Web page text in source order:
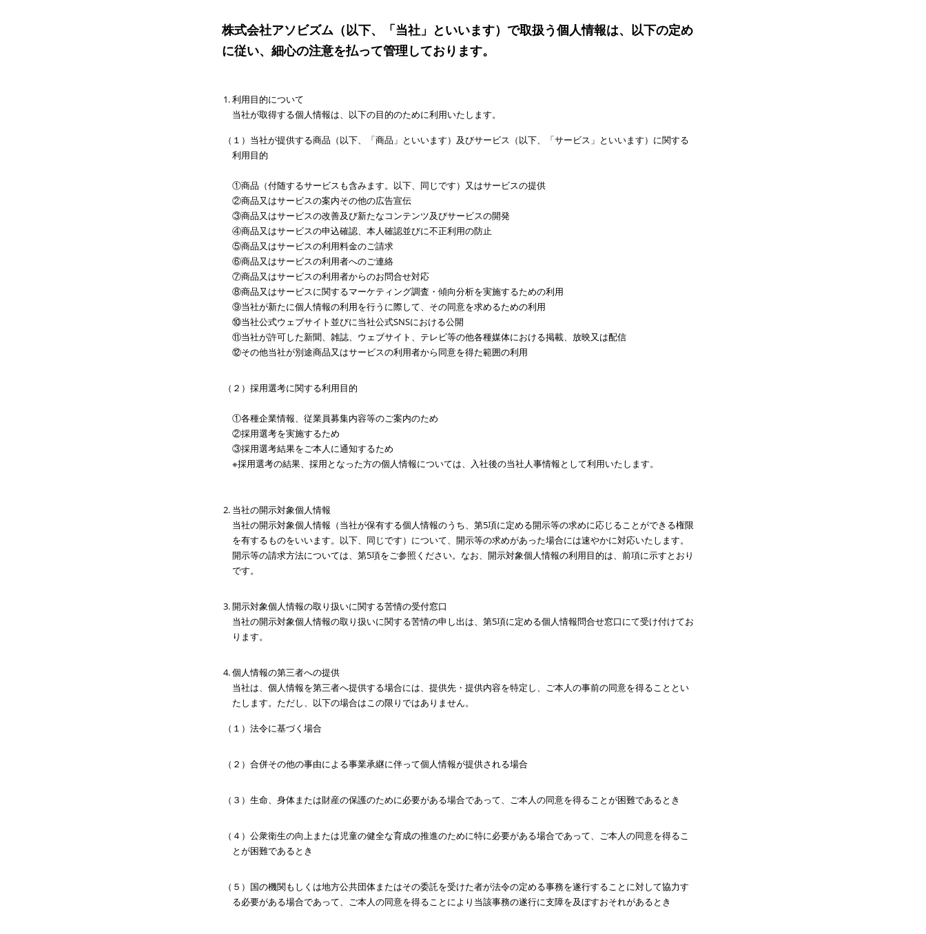
株式会社アソビズム（以下、「当社」といいます）で取扱う個人情報は、以下の定め
に従い、細心の注意を払って管理しております。
利用目的について
当社が取得する個人情報は、以下の目的のために利用いたします。
（１）当社が提供する商品（以下、「商品」といいます）及びサービス（以下、「サービス」といいます）に関する
利用目的
①商品（付随するサービスも含みます。以下、同じです）又はサービスの提供
②商品又はサービスの案内その他の広告宣伝
③商品又はサービスの改善及び新たなコンテンツ及びサービスの開発
④商品又はサービスの申込確認、本人確認並びに不正利用の防止
⑤商品又はサービスの利用料金のご請求
⑥商品又はサービスの利用者へのご連絡
⑦商品又はサービスの利用者からのお問合せ対応
⑧商品又はサービスに関するマーケティング調査・傾向分析を実施するための利用
⑨当社が新たに個人情報の利用を行うに際して、その同意を求めるための利用
⑩当社公式ウェブサイト並びに当社公式SNSにおける公開
⑪当社が許可した新聞、雑誌、ウェブサイト、テレビ等の他各種媒体における掲載、放映又は配信
⑫その他当社が別途商品又はサービスの利用者から同意を得た範囲の利用
（２）採用選考に関する利用目的
①各種企業情報、従業員募集内容等のご案内のため
②採用選考を実施するため
③採用選考結果をご本人に通知するため
※採用選考の結果、採用となった方の個人情報については、入社後の当社人事情報として利用いたします。
当社の開示対象個人情報
当社の開示対象個人情報（当社が保有する個人情報のうち、第5項に定める開示等の求めに応じることができる権限
を有するものをいいます。以下、同じです）について、開示等の求めがあった場合には速やかに対応いたします。
開示等の請求方法については、第5項をご参照ください。なお、開示対象個人情報の利用目的は、前項に示すとおり
です。
開示対象個人情報の取り扱いに関する苦情の受付窓口
当社の開示対象個人情報の取り扱いに関する苦情の申し出は、第5項に定める個人情報問合せ窓口にて受け付けてお
ります。
個人情報の第三者への提供
当社は、個人情報を第三者へ提供する場合には、提供先・提供内容を特定し、ご本人の事前の同意を得ることとい
たします。ただし、以下の場合はこの限りではありません。
（１）法令に基づく場合
（２）合併その他の事由による事業承継に伴って個人情報が提供される場合
（３）生命、身体または財産の保護のために必要がある場合であって、ご本人の同意を得ることが困難であるとき
（４）公衆衛生の向上または児童の健全な育成の推進のために特に必要がある場合であって、ご本人の同意を得るこ
とが困難であるとき
（５）国の機関もしくは地方公共団体またはその委託を受けた者が法令の定める事務を遂行することに対して協力す
る必要がある場合であって、ご本人の同意を得ることにより当該事務の遂行に支障を及ぼすおそれがあるとき